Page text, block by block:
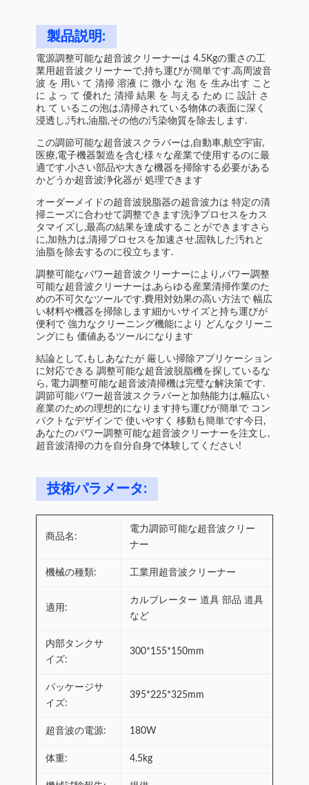
製品説明:
電源調整可能な超音波クリーナーは 4.5Kgの重さの工
業用超音波クリーナーで,持ち運びが簡単です.高周波音
波 を 用い て 清掃 溶液 に 微小 な 泡 を 生み出す こと
に よっ て 優れた 清掃 結果 を 与える ため に 設計 さ
れ て いるこの泡は,清掃されている物体の表面に深く
浸透し,汚れ,油脂,その他の汚染物質を除去します.
この調節可能な超音波スクラバーは,自動車,航空宇宙,
医療,電子機器製造を含む様々な産業で使用するのに最
適です.小さい部品や大きな機器を掃除する必要がある
かどうか超音波浄化器が 処理できます
オーダーメイドの超音波脱脂器の超音波力は 特定の清
掃ニーズに合わせて調整できます洗浄プロセスをカス
タマイズし,最高の結果を達成することができますさら
に,加熱力は,清掃プロセスを加速させ,固執した汚れと
油脂を除去するのに役立ちます.
調整可能なパワー超音波クリーナーにより,パワー調整
可能な超音波クリーナーは,あらゆる産業清掃作業のた
めの不可欠なツールです.費用対効果の高い方法で 幅広
い材料や機器を掃除します細かいサイズと持ち運びが
便利で 強力なクリーニング機能により どんなクリーニ
ングにも 価値あるツールになります
結論として,もしあなたが 厳しい掃除アプリケーション
に対応できる 調整可能な超音波脱脂機を探しているな
ら, 電力調整可能な超音波清掃機は完璧な解決策です.
調節可能パワー超音波スクラバーと加熱能力は,幅広い
産業のための理想的になります持ち運びが簡単で コン
パクトなデザインで 使いやすく 移動も簡単です今日,
あなたのパワー調整可能な超音波クリーナーを注文し,
超音波清掃の力を自分自身で体験してください!
技術パラメータ:
商品名:
電力調節可能な超音波クリー
ナー
機械の種類: 工業用超音波クリーナー
適用:
カルブレーター 道具 部品 道具
など
内部タンクサ
イズ:
300*155*150mm
パッケージサ
イズ:
395*225*325mm
超音波の電源: 180W
体重: 4.5kg